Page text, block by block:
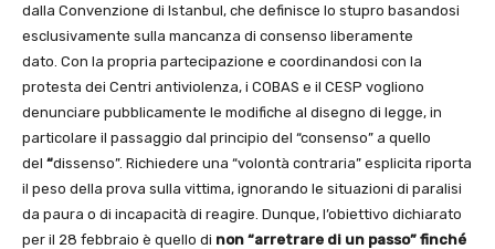
dalla Convenzione di Istanbul, che definisce lo stupro basandosi
esclusivamente sulla mancanza di consenso liberamente
dato. Con la propria partecipazione e coordinandosi con la
protesta dei Centri antiviolenza, i COBAS e il CESP vogliono
denunciare pubblicamente le modifiche al disegno di legge, in
particolare il passaggio dal principio del “consenso” a quello
del “dissenso”. Richiedere una “volontà contraria” esplicita riporta
il peso della prova sulla vittima, ignorando le situazioni di paralisi
da paura o di incapacità di reagire. Dunque, l’obiettivo dichiarato
per il 28 febbraio è quello di non “arretrare di un passo” finché